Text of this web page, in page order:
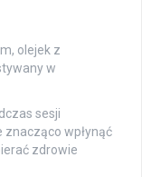
olejek z
w
sesji
wpłynąć
zdrowie